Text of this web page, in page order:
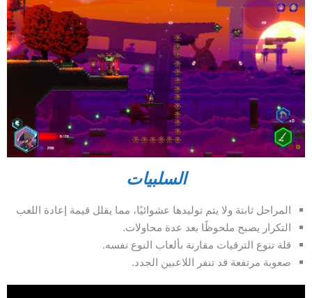
السلبيات
المراحل ثابتة ولا يتم توليدها عشوائيًا، مما يقلل قيمة إعادة اللعب
التكرار يصبح ملحوظًا بعد عدة محاولات.
قلة تنوع الترقيات مقارنة بألعاب النوع نفسه.
صعوبة مرتفعة قد تنفر اللاعبين الجدد.